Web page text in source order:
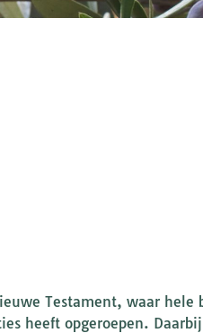
Testament, waar hele
heeft opgeroepen.